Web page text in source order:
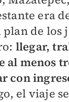
era
plan de los
llegar,
al menos
con
el viaje